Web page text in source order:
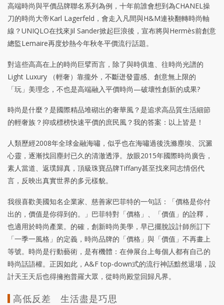
高端時尚與平價品牌聯名系列為例，十年前誰會想到為CHANEL操
刀的時尚大帝Karl Lagerfeld，會走入凡間與H&M連袂翻轉時尚軸
線？UNIQLO在找來Jil Sander掀起巨浪後，宣布將與Hermès前創意
總監Lemaire再度炒熱今年秋冬平價流行話題。
對這些高高在上的時尚巨擘而言，除了與時俱進、往時尚光譜的
Light Luxury （輕奢）靠攏外，不斷迸發靈感、創意無上限的
「玩」美理念，不也是高端融入平價時尚—破壞性創新的成果?
時尚是什麼？是國際精品堆砌出的奢華風？是追求高品質生活細節
的輕奢族？抑或標榜快速平價的庶民風？我的答案：以上皆是！
人類歷經2008年全球金融海嘯，似乎也在海嘯過後洗滌塵埃、沉澱
心靈，逐漸找回塵封已久的清澈透淨。放眼2015年國際時尚廣告，
素人當道、返璞歸真，頂級珠寶品牌Tiffany甚至找來同志情侶代
言，反映出真實世界的多元樣貌。
我很喜歡美國知名企業家、慈善家巴菲特的一句話：「價格是你付
出的，價值是你得到的。」巴菲特對「價格」、「價值」的詮釋，
也適用於時尚產業。的確，創新時尚美學，早已擺脫設計師所訂下
「一季一風格」的定義，時尚品牌的「價格」與「價值」不再畫上
等號。時尚是行動藝術，是有機體：在伸展台上每個人都有自己的
時尚話語權。正因如此，A&F top-down式的流行神話黯然退場，設
計天王天后也得擁抱普羅大眾，從時尚殿堂回歸凡界。
高低反差 生活盡是巧思